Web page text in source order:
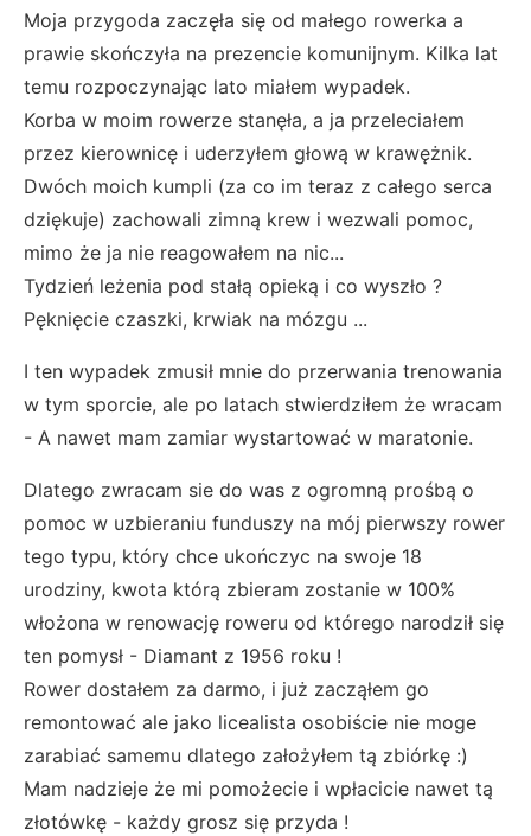
Moja przygoda zaczęła się od małego rowerka a
prawie skończyła na prezencie komunijnym. Kilka lat
temu rozpoczynając lato miałem wypadek.
Korba w moim rowerze stanęła, a ja przeleciałem
przez kierownicę i uderzyłem głową w krawężnik.
Dwóch moich kumpli (za co im teraz z całego serca
dziękuje) zachowali zimną krew i wezwali pomoc,
mimo że ja nie reagowałem na nic...
Tydzień leżenia pod stałą opieką i co wyszło ?
Pęknięcie czaszki, krwiak na mózgu ...
I ten wypadek zmusił mnie do przerwania trenowania
w tym sporcie, ale po latach stwierdziłem że wracam
- A nawet mam zamiar wystartować w maratonie.
Dlatego zwracam sie do was z ogromną prośbą o
pomoc w uzbieraniu funduszy na mój pierwszy rower
tego typu, który chce ukończyc na swoje 18
urodziny, kwota którą zbieram zostanie w 100%
włożona w renowację roweru od którego narodził się
ten pomysł - Diamant z 1956 roku !
Rower dostałem za darmo, i już zacząłem go
remontować ale jako licealista osobiście nie moge
zarabiać samemu dlatego założyłem tą zbiórkę :)
Mam nadzieje że mi pomożecie i wpłacicie nawet tą
złotówkę - każdy grosz się przyda !